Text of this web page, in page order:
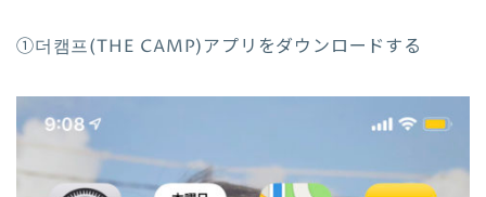
①더캠프(THE CAMP)アプリをダウンロードする